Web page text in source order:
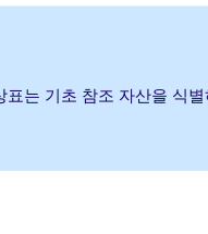
는 기초 참조 자산을 식별